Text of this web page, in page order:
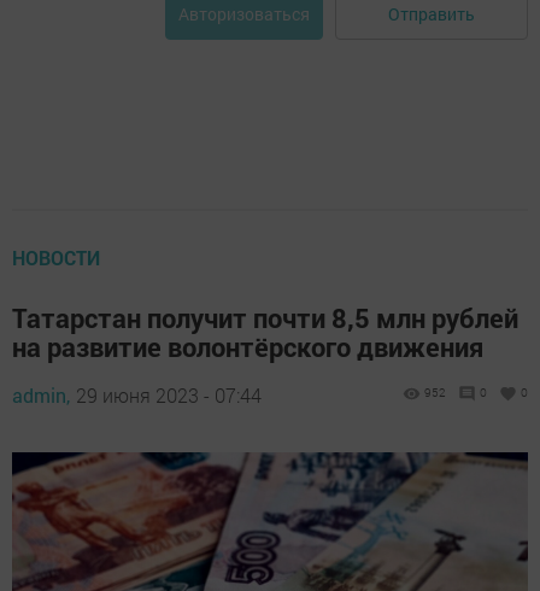
Авторизоваться Отправить
НОВОСТИ
Татарстан получит почти 8,5 млн рублей
на развитие волонтёрского движения
admin, 29 июня 2023 - 07:44 952 0 0